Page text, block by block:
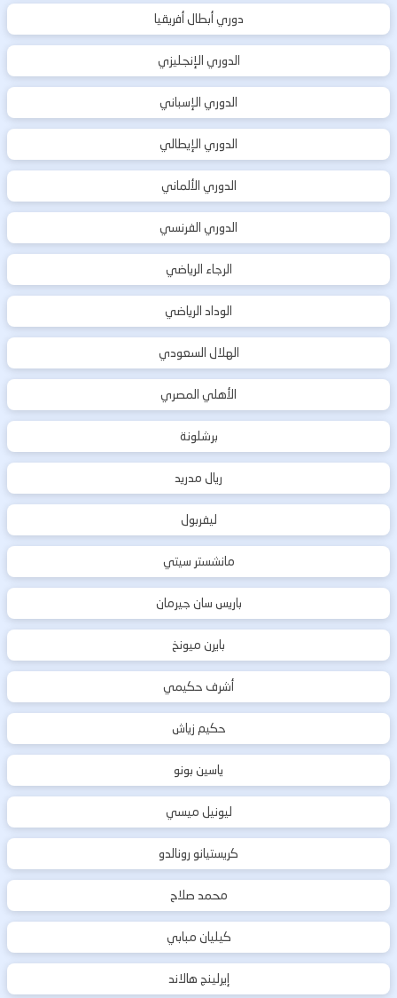
دوري أبطال أفريقيا
الدوري الإنجليزي
الدوري الإسباني
الدوري الإيطالي
الدوري الألماني
الدوري الفرنسي
الرجاء الرياضي
الوداد الرياضي
الهلال السعودي
الأهلي المصري
برشلونة
ريال مدريد
ليفربول
مانشستر سيتي
باريس سان جيرمان
بايرن ميونخ
أشرف حكيمي
حكيم زياش
ياسين بونو
ليونيل ميسي
كريستيانو رونالدو
محمد صلاح
كيليان مبابي
إيرلينج هالاند